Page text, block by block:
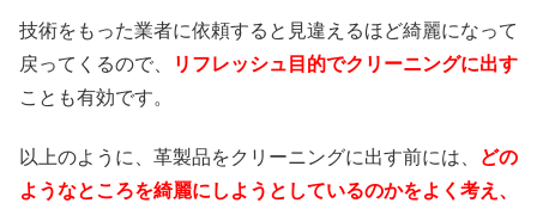
技術をもった業者に依頼すると見違えるほど綺麗になって
戻ってくるので、
リフレッシュ目的でクリーニングに出す
ことも有効です。
以上のように、革製品をクリーニングに出す前には、
どの
ようなところを綺麗にしようとしているのかをよく考え、